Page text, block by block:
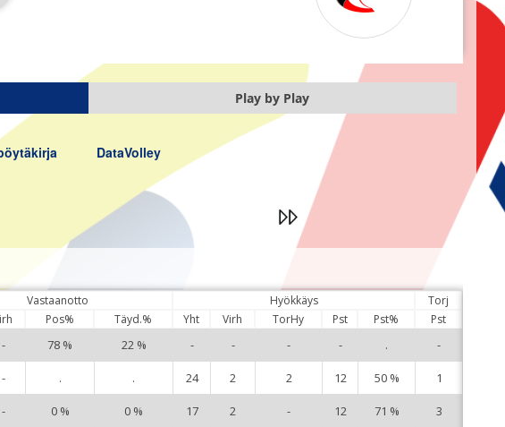
Play by Play
DataVolley
Vastaanotto Hyökkäys
Torj
Pos% Täyd.% Yht Virh TorHy Pst Pst% Pst
- 78 % 22 % - - - - . -
- . . 24 2 2 12 50 % 1
- 0 % 0 % 17 2 - 12 71 % 3